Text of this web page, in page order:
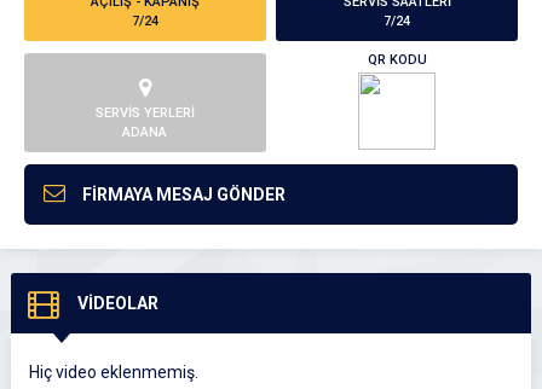
7/24
7/24
SERVİS YERLERİ
ADANA
QR KODU
FİRMAYA MESAJ GÖNDER
VİDEOLAR
Hiç video eklenmemiş.